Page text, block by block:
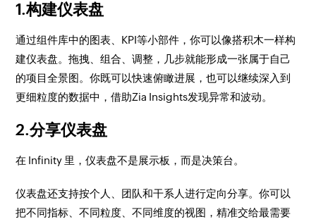
1.构建仪表盘
通过组件库中的图表、KPI等小部件，你可以像搭积木一样构
建仪表盘。拖拽、组合、调整，几步就能形成一张属于自己
的项目全景图。你既可以快速俯瞰进展，也可以继续深入到
更细粒度的数据中，借助Zia Insights发现异常和波动。
2.分享仪表盘
在 Infinity 里，仪表盘不是展示板，而是决策台。
仪表盘还支持按个人、团队和干系人进行定向分享。你可以
把不同指标、不同粒度、不同维度的视图，精准交给最需要